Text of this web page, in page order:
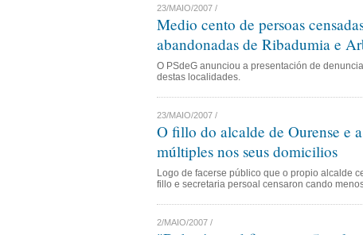
23/MAIO/2007 /
Medio cento de persoas
abandonadas de Ribadumia e
O PSdeG anunciou a presentación de
destas localidades.
23/MAIO/2007 /
O fillo do alcalde de Ourense e
múltiples nos seus domicilios
Logo de facerse público que o propio alcalde
fillo e secretaria persoal censaron cando
2/MAIO/2007 /